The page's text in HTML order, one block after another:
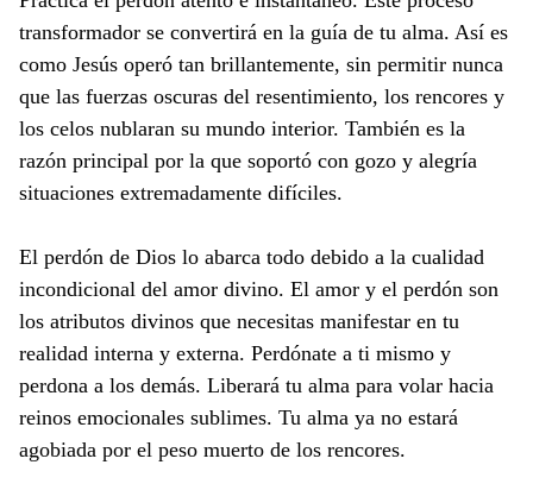
transformador se convertirá en la guía de tu alma. Así es
como Jesús operó tan brillantemente, sin permitir nunca
que las fuerzas oscuras del resentimiento, los rencores y
los celos nublaran su mundo interior. También es la
razón principal por la que soportó con gozo y alegría
situaciones extremadamente difíciles.
El perdón de Dios lo abarca todo debido a la cualidad
incondicional del amor divino. El amor y el perdón son
los atributos divinos que necesitas manifestar en tu
realidad interna y externa. Perdónate a ti mismo y
perdona a los demás. Liberará tu alma para volar hacia
reinos emocionales sublimes. Tu alma ya no estará
agobiada por el peso muerto de los rencores.